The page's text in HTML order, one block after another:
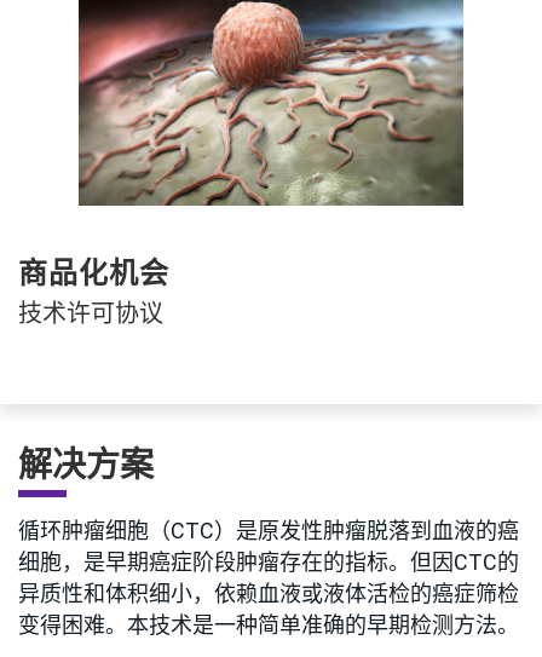
商品化机会
技术许可协议
解决方案
循环肿瘤细胞（CTC）是原发性肿瘤脱落到血液的癌
细胞，是早期癌症阶段肿瘤存在的指标。但因CTC的
异质性和体积细小，依赖血液或液体活检的癌症筛检
变得困难。本技术是一种简单准确的早期检测方法。